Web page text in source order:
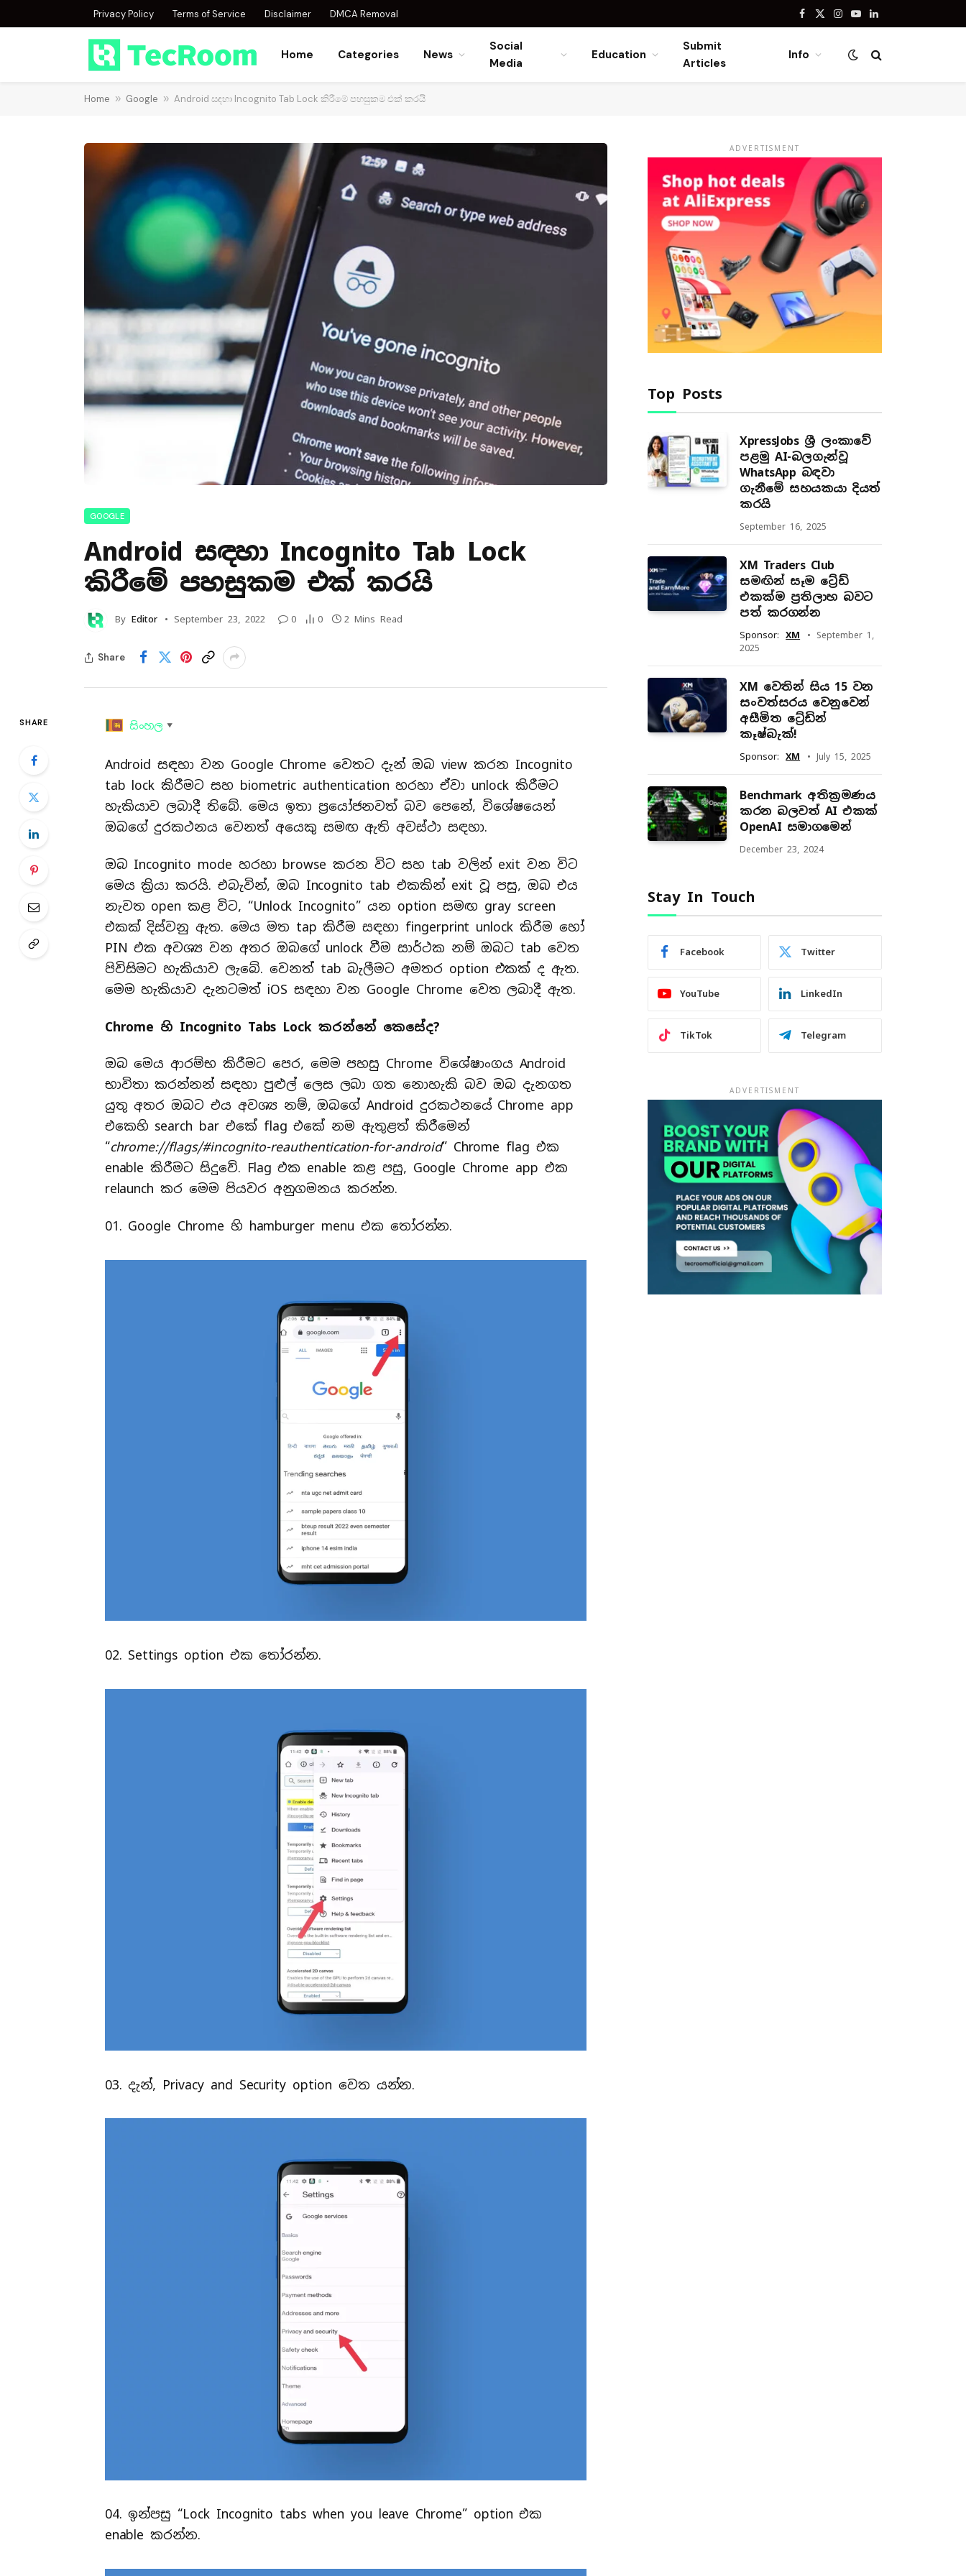
Privacy Policy Terms of Service Disclaimer DMCA Removal Facebook
X
Instagram
YouTubeLinkedIn
Home Categories News
Social
Media
Education
Submit
Articles
Info
Home » Google » Android සඳහා Incognito Tab Lock කිරීමේ පහසුකම එක් කරයි
GOOGLE
Android සඳහා Incognito Tab Lock
කිරීමේ පහසුකම එක් කරයි
By Editor September 23, 2022 0 0 2 Mins Read
Share
SHARE සිංහල ▼
Android සඳහා වන Google Chrome වෙතට දැන් ඔබ view කරන Incognito
tab lock කිරීමට සහ biometric authentication හරහා ඒවා unlock කිරීමට
හැකියාව ලබාදී තිබේ. මෙය ඉතා ප්‍රයෝජනවත් බව පෙනේ, විශේෂයෙන්
ඔබගේ දුරකථනය වෙනත් අයෙකු සමඟ ඇති අවස්ථා සඳහා.
ඔබ Incognito mode හරහා browse කරන විට සහ tab වලින් exit වන විට
මෙය ක්‍රියා කරයි. එබැවින්, ඔබ Incognito tab එකකින් exit වූ පසු, ඔබ එය
නැවත open කළ විට, “Unlock Incognito” යන option සමඟ gray screen
එකක් දිස්වනු ඇත. මෙය මත tap කිරීම සඳහා fingerprint unlock කිරීම හෝ
PIN එක අවශ්‍ය වන අතර ඔබගේ unlock වීම ⁣සාර්ථක නම් ඔබට tab වෙත
පිවිසිමට හැකියාව ලැබේ. වෙනත් tab බැලීමට අමතර option එකක් ද ඇත.
මෙම හැකියාව දැනටමත් iOS සඳහා වන Google Chrome වෙත ලබාදී ඇත.
Chrome හි Incognito Tabs Lock කරන්නේ කෙසේද?
ඔබ මෙය ආරම්භ කිරීමට පෙර, මෙම පහසු Chrome විශේෂාංගය Android
භාවිතා කරන්නන් සඳහා පුළුල් ලෙස ලබා ගත නොහැකි බව ඔබ දැනගත
යුතු අතර ඔබට එය අවශ්‍ය නම්, ඔබගේ Android දුරකථනයේ Chrome app
එකෙහි search bar එකේ flag එකේ නම ඇතුළත් කිරීමෙන්
“chrome://flags/#incognito-reauthentication-for-android” Chrome flag එක
enable කිරීමට සිදුවේ. Flag එක enable කළ පසු, Google Chrome app එක
relaunch කර මෙම පියවර අනුගමනය කරන්න.
01. Google Chrome හි hamburger menu එක තෝරන්න.
02. Settings option එක තෝරන්න.
03. දැන්, Privacy and Security option වෙත යන්න.
04. ඉන්පසු “Lock Incognito tabs when you leave Chrome” option එක
enable කරන්න.
ADVERTISMENT
Top Posts
XpressJobs ශ්‍රී ලංකාවේ
පළමු AI-බලගැන්වූ
WhatsApp බඳවා
ගැනීමේ සහයකයා දියත්
කරයි
September 16, 2025
XM Traders Club
සමඟින් සෑම ට්‍රේඩ්
එකක්ම ප්‍රතිලාභ බවට
පත් කරගන්න
Sponsor: XM
September 1,
2025
XM වෙතින් සිය 15 වන
සංවත්සරය වෙනුවෙන්
අසීමිත ට්‍රේඩින්
කෑෂ්බැක්!
Sponsor: XM July 15, 2025
Benchmark අතික්‍රමණය
කරන බලවත් AI එකක්
OpenAI සමාගමෙන්
December 23, 2024
Stay In Touch
Facebook Twitter
YouTube LinkedIn
TikTok Telegram
ADVERTISMENT